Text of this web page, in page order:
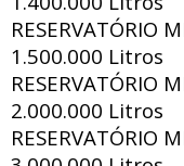
RESERVATÓRIO
1.500.000 Litros
RESERVATÓRIO
2.000.000 Litros
RESERVATÓRIO